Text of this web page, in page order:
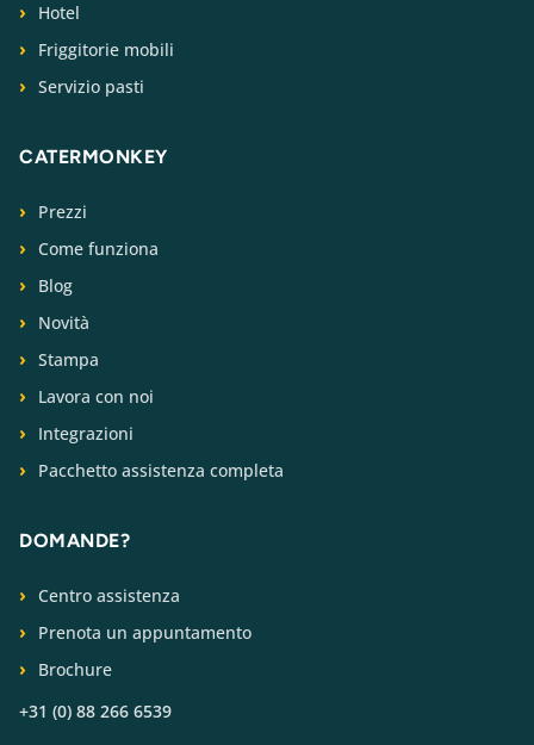
Hotel
Friggitorie mobili
Servizio pasti
CATERMONKEY
Prezzi
Come funziona
Blog
Novità
Stampa
Lavora con noi
Integrazioni
Pacchetto assistenza completa
DOMANDE?
Centro assistenza
Prenota un appuntamento
Brochure
+31 (0) 88 266 6539